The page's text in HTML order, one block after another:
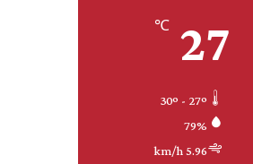
27
℃
79%
5.96 km/h